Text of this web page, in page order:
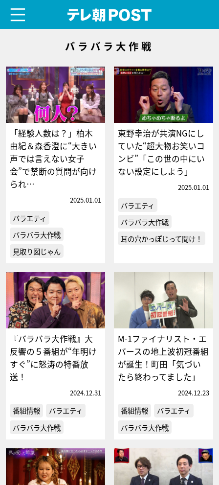
バラバラ大作戦
「経験人数は？」柏木
由紀＆森香澄に“大きい
声では言えない女子
会”で禁断の質問が向け
られ…
2025.01.01
バラエティ
バラバラ大作戦
見取り図じゃん
東野幸治が共演NGにし
ていた“超大物お笑いコ
ンビ”「この世の中にい
ない設定にしよう」
2025.01.01
バラエティ
バラバラ大作戦
耳の穴かっぽじって聞け！
『バラバラ大作戦』大
反響の５番組が“年明け
すぐ”に怒涛の特番放
送！
2024.12.31
番組情報
バラエティ
バラバラ大作戦
M-1ファイナリスト・エ
バースの地上波初冠番組
が誕生！町田「気づい
たら終わってました」
2024.12.23
番組情報
バラエティ
バラバラ大作戦